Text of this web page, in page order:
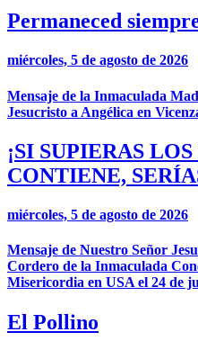
Permaneced
miércoles, 5 de agosto de 2026
Mensaje de la Inmaculada
Jesucristo a Angélica en
¡SI SUPIERAS
CONTIENE,
miércoles, 5 de agosto de 2026
Mensaje de Nuestro Señor
Cordero de la Inmaculada
Misericordia en USA el 24 de
El Pollino